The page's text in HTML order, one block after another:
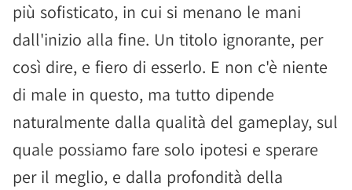
più sofisticato, in cui si menano le mani
dall'inizio alla fine. Un titolo ignorante, per
così dire, e fiero di esserlo. E non c'è niente
di male in questo, ma tutto dipende
naturalmente dalla qualità del gameplay, sul
quale possiamo fare solo ipotesi e sperare
per il meglio, e dalla profondità della